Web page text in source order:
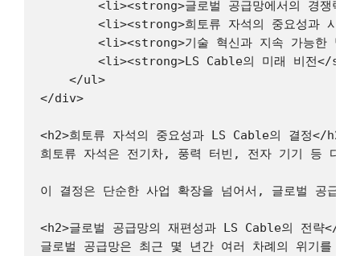
<li><strong>글로벌 공급망에서의 경쟁력
<li><strong>희토류 자석의 중요성과 시
<li><strong>기술 혁신과 지속 가능한 발
<li><strong>LS Cable의 미래 비전</
    </ul>
</div>
<h2>희토류 자석의 중요성과 LS Cable의 결정</h2>
희토류 자석은 전기차, 풍력 터빈, 전자 기기 등 다양
이 결정은 단순한 사업 확장을 넘어서, 글로벌 공급
<h2>글로벌 공급망의 재편성과 LS Cable의 전략</h2>
글로벌 공급망은 최근 몇 년간 여러 차례의 위기를